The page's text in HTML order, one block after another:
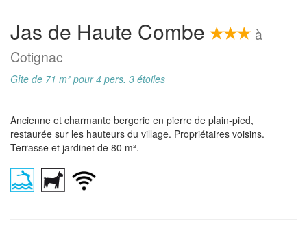
Jas de Haute Combe
à
Cotignac
Gîte de 71 m² pour 4 pers. 3 étoiles
Ancienne et charmante bergerie en pierre de plain-pied,
restaurée sur les hauteurs du village. Propriétaires voisins.
Terrasse et jardinet de 80 m².